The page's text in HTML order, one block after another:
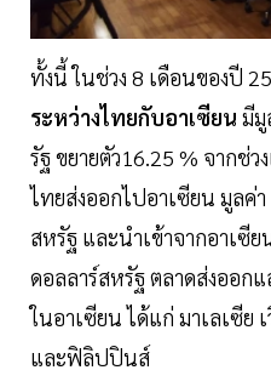
ทั้งนี้ ในช่วง 8 เดือนของปี
ระหว่างไทยกับอาเซียน มีมู
รัฐ ขยายตัว16.25 % จากช่
ไทยส่งออกไปอาเซียน มูลค่
สหรัฐ และนำเข้าจากอาเซี
ดอลลาร์สหรัฐ ตลาดส่งออก
ในอาเซียน ได้แก่ มาเลเซีย
และฟิลิปปินส์